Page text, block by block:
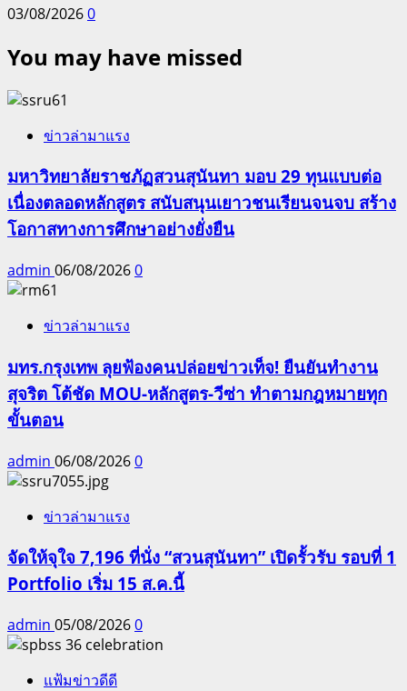
03/08/20260
You may have missed
ข่าวล่ามาแรง
มหาวิทยาลัยราชภัฏสวนสุนันทา มอบ 29 ทุนแบบต่อ
เนื่องตลอดหลักสูตร สนับสนุนเยาวชนเรียนจนจบ สร้าง
โอกาสทางการศึกษาอย่างยั่งยืน
admin 06/08/20260
ข่าวล่ามาแรง
มทร.กรุงเทพ ลุยฟ้องคนปล่อยข่าวเท็จ! ยืนยันทำงาน
สุจริต โต้ชัด MOU-หลักสูตร-วีซ่า ทำตามกฎหมายทุก
ขั้นตอน
admin 06/08/20260
ข่าวล่ามาแรง
จัดให้จุใจ 7,196 ที่นั่ง “สวนสุนันทา” เปิดรั้วรับ รอบที่ 1
Portfolio เริ่ม 15 ส.ค.นี้
admin 05/08/20260
แฟ้มข่าวดีดี